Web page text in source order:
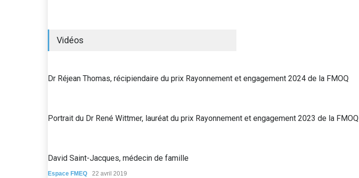
Vidéos
Dr Réjean Thomas, récipiendaire du prix Rayonnement et engagement 2024 de la FMOQ
Portrait du Dr René Wittmer, lauréat du prix Rayonnement et engagement 2023 de la FMOQ
David Saint-Jacques, médecin de famille
Espace FMEQ 22 avril 2019